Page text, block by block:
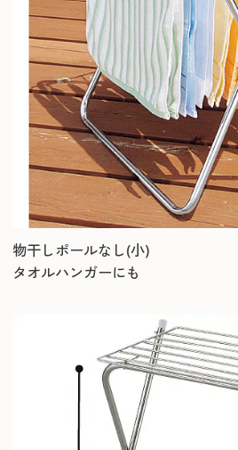
物干しポールなし(小)
タオルハンガーにも